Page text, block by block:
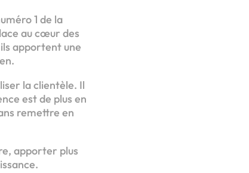
1 de la
au cœur des
apportent une
la clientèle. Il
est de plus en
remettre en
apporter plus